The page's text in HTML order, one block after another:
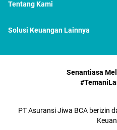
Tentang Kami
Solusi Keuangan Lainnya
Senantiasa
PT Asuransi Jiwa BCA berizin